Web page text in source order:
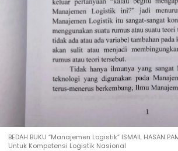
BEDAH BUKU “Manajemen Logistik” ISMAIL HASAN
Untuk Kompetensi Logistik Nasional